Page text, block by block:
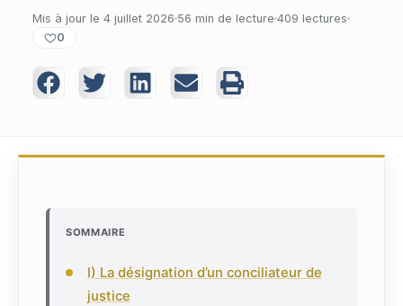
Mis à jour le 4 juillet 2026 56 min de lecture 409 lectures
0
SOMMAIRE
I) La désignation d’un conciliateur de
justice